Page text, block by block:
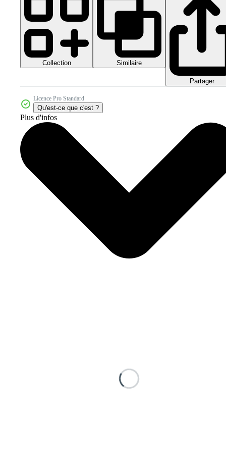
Collection Similaire
Partager
Licence Pro Standard
Qu'est-ce que c'est ?
Plus d'infos